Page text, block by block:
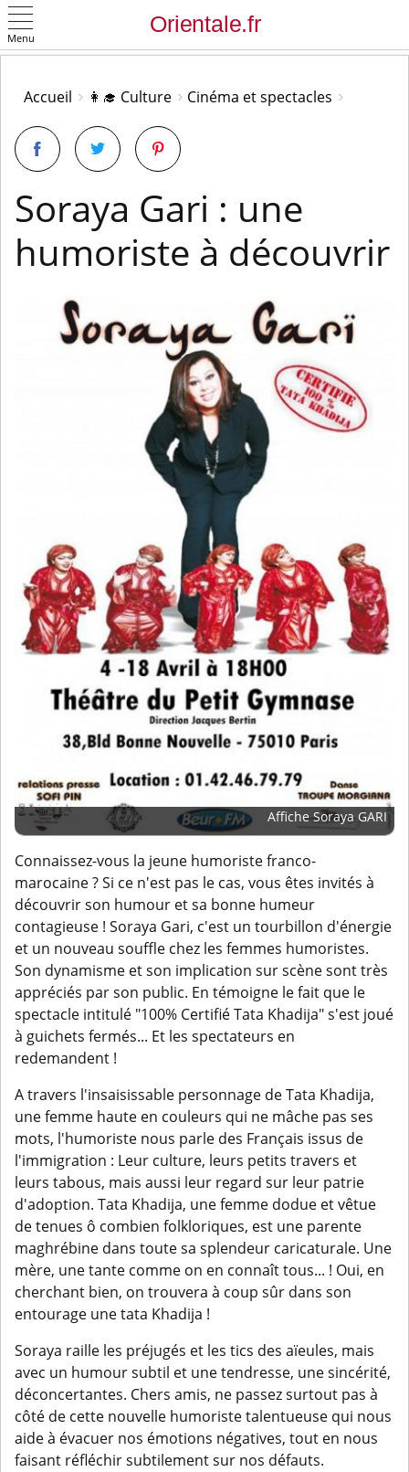
Menu
Accueil 👩‍🎓 Culture Cinéma et spectacles
Soraya Gari : une
humoriste à découvrir
Affiche Soraya GARI
Connaissez-vous la jeune humoriste franco-
marocaine ? Si ce n'est pas le cas, vous êtes invités à
découvrir son humour et sa bonne humeur
contagieuse ! Soraya Gari, c'est un tourbillon d'énergie
et un nouveau souffle chez les femmes humoristes.
Son dynamisme et son implication sur scène sont très
appréciés par son public. En témoigne le fait que le
spectacle intitulé "100% Certifié Tata Khadija" s'est joué
à guichets fermés... Et les spectateurs en
redemandent !
A travers l'insaisissable personnage de Tata Khadija,
une femme haute en couleurs qui ne mâche pas ses
mots, l'humoriste nous parle des Français issus de
l'immigration : Leur culture, leurs petits travers et
leurs tabous, mais aussi leur regard sur leur patrie
d'adoption. Tata Khadija, une femme dodue et vêtue
de tenues ô combien folkloriques, est une parente
maghrébine dans toute sa splendeur caricaturale. Une
mère, une tante comme on en connaît tous... ! Oui, en
cherchant bien, on trouvera à coup sûr dans son
entourage une tata Khadija !
Soraya raille les préjugés et les tics des aïeules, mais
avec un humour subtil et une tendresse, une sincérité,
déconcertantes. Chers amis, ne passez surtout pas à
côté de cette nouvelle humoriste talentueuse qui nous
aide à évacuer nos émotions négatives, tout en nous
faisant réfléchir subtilement sur nos défauts.